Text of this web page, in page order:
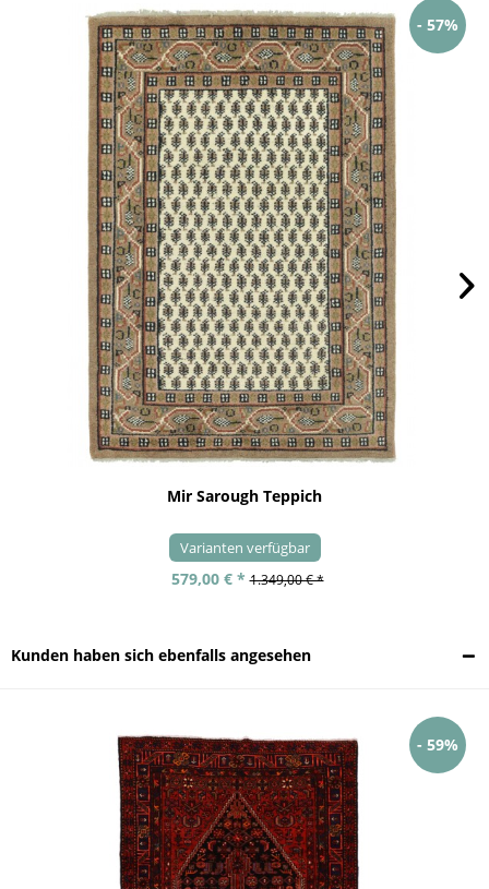
- 57%
Mir Sarough Teppich
Varianten verfügbar
579,00 € * 1.349,00 € *
Kunden haben sich ebenfalls angesehen
- 59%